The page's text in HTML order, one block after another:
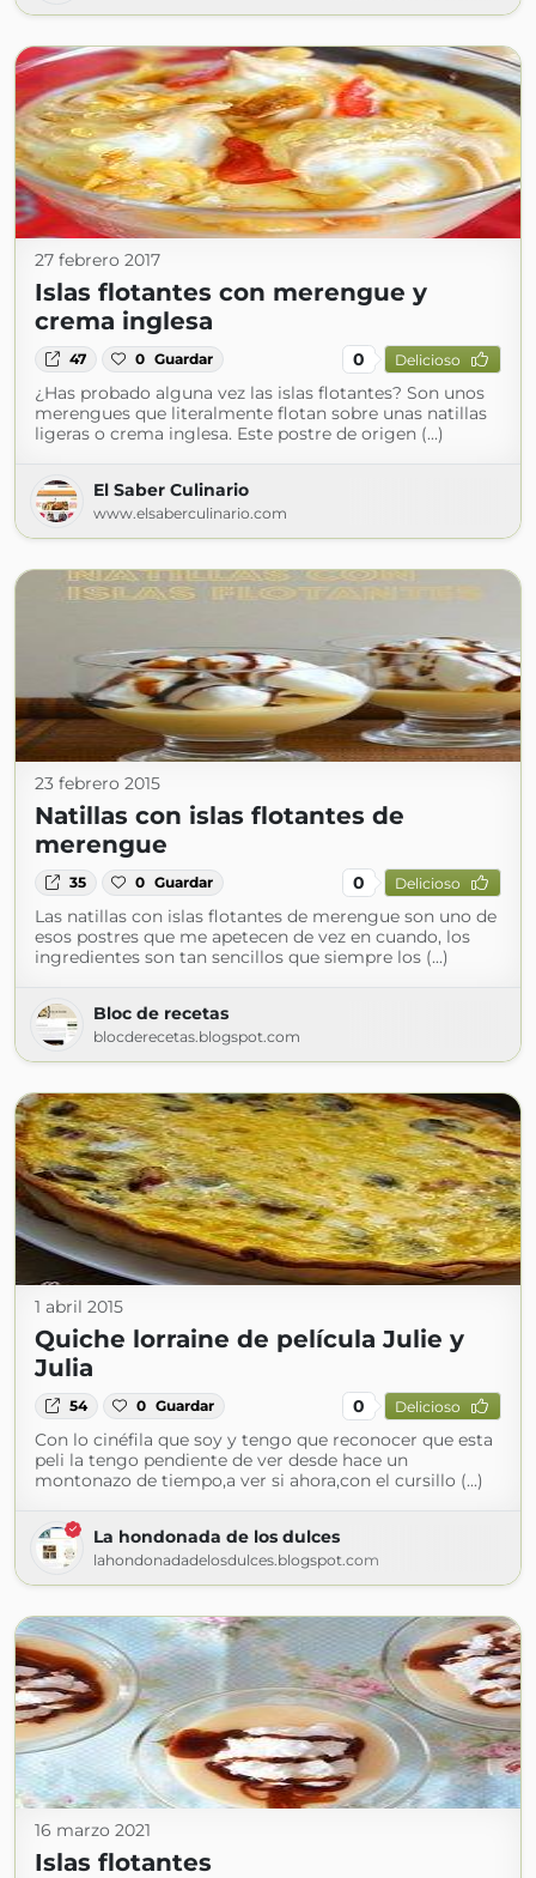
27 febrero 2017
Islas flotantes con merengue y
crema inglesa
47 0 Guardar 0 Delicioso
¿Has probado alguna vez las islas flotantes? Son unos
merengues que literalmente flotan sobre unas natillas
ligeras o crema inglesa. Este postre de origen (...)
El Saber Culinario
www.elsaberculinario.com
23 febrero 2015
Natillas con islas flotantes de
merengue
35 0 Guardar 0 Delicioso
Las natillas con islas flotantes de merengue son uno de
esos postres que me apetecen de vez en cuando, los
ingredientes son tan sencillos que siempre los (...)
Bloc de recetas
blocderecetas.blogspot.com
1 abril 2015
Quiche lorraine de película Julie y
Julia
54 0 Guardar 0 Delicioso
Con lo cinéfila que soy y tengo que reconocer que esta
peli la tengo pendiente de ver desde hace un
montonazo de tiempo,a ver si ahora,con el cursillo (...)
La hondonada de los dulces
lahondonadadelosdulces.blogspot.com
16 marzo 2021
Islas flotantes